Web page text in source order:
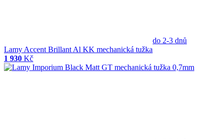
do 2-3 dnů
Lamy Accent Brillant Al KK mechanická tužka
1 930 Kč